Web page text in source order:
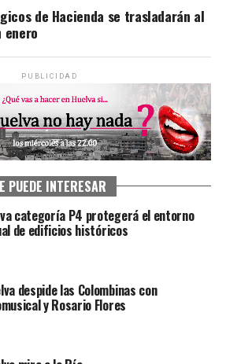
de Hacienda se trasladarán al
enero
PUBLICIDAD
PUEDE INTERESAR
categoría P4 protegerá el entorno
de edificios históricos
despide las Colombinas con
y Rosario Flores